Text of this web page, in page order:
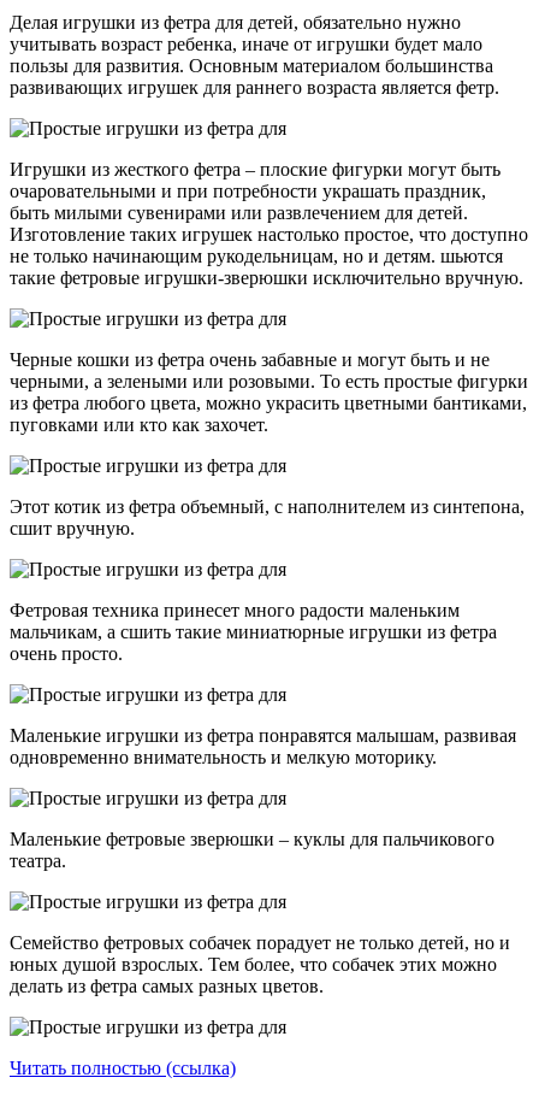
Делая игрушки из фетра для детей, обязательно нужно
учитывать возраст ребенка, иначе от игрушки будет мало
пользы для развития. Основным материалом большинства
развивающих игрушек для раннего возраста является фетр.
Игрушки из жесткого фетра – плоские фигурки могут быть
очаровательными и при потребности украшать праздник,
быть милыми сувенирами или развлечением для детей.
Изготовление таких игрушек настолько простое, что доступно
не только начинающим рукодельницам, но и детям. шьются
такие фетровые игрушки-зверюшки исключительно вручную.
Черные кошки из фетра очень забавные и могут быть и не
черными, а зелеными или розовыми. То есть простые фигурки
из фетра любого цвета, можно украсить цветными бантиками,
пуговками или кто как захочет.
Этот котик из фетра объемный, с наполнителем из синтепона,
сшит вручную.
Фетровая техника принесет много радости маленьким
мальчикам, а сшить такие миниатюрные игрушки из фетра
очень просто.
Маленькие игрушки из фетра понравятся малышам, развивая
одновременно внимательность и мелкую моторику.
Маленькие фетровые зверюшки – куклы для пальчикового
театра.
Семейство фетровых собачек порадует не только детей, но и
юных душой взрослых. Тем более, что собачек этих можно
делать из фетра самых разных цветов.
Читать полностью (ссылка)